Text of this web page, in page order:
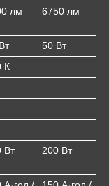
лм 6750 лм
50 Вт
К
Вт 200 Вт